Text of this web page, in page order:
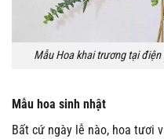
Mẫu Hoa khai trương tại
Mẫu hoa sinh nhật
Bất cứ ngày lễ nào, hoa tươi